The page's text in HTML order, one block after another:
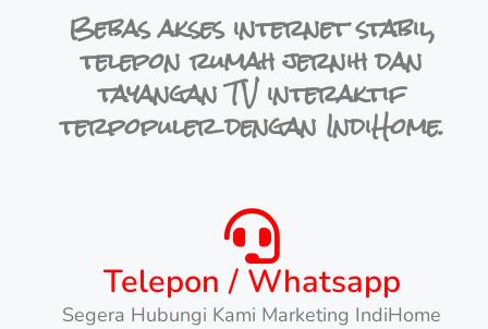
Bebas akses internet stabil,
telepon rumah jernih dan
tayangan TV interaktif
terpopuler dengan IndiHome.
Telepon / Whatsapp
Segera Hubungi Kami Marketing IndiHome